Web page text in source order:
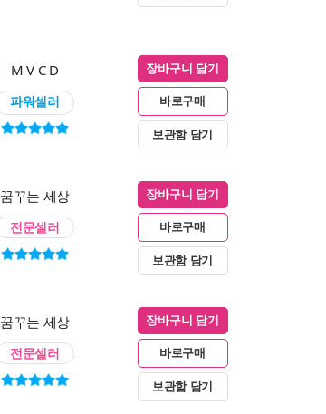
M V C D
파워셀러
장바구니 담기
바로구매
보관함 담기
꿈꾸는 세상
전문셀러
장바구니 담기
바로구매
보관함 담기
꿈꾸는 세상
전문셀러
장바구니 담기
바로구매
보관함 담기